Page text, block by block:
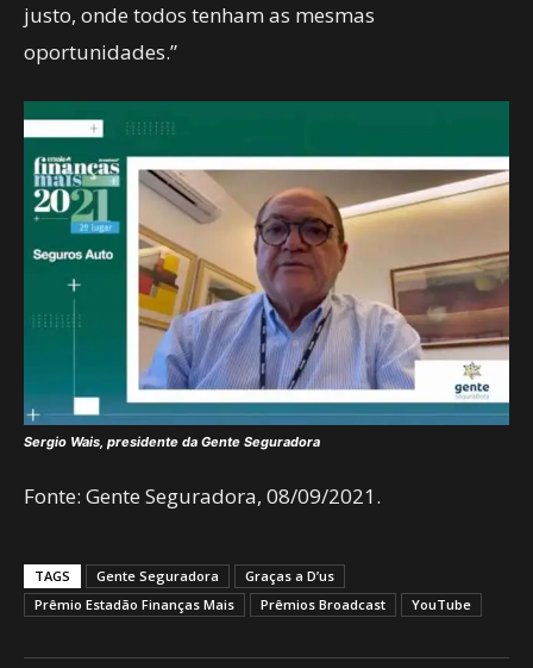
justo, onde todos tenham as mesmas
oportunidades.”
Sergio Wais, presidente da Gente Seguradora
Fonte: Gente Seguradora, 08/09/2021.
TAGS Gente Seguradora
Graças a D’us
Prêmio Estadão Finanças Mais
Prêmios Broadcast YouTube